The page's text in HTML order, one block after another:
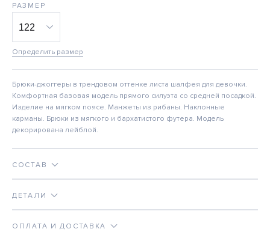
РАЗМЕР
Определить размер
Брюки-джоггеры в трендовом оттенке листа шалфея для девочки.
Комфортная базовая модель прямого силуэта со средней посадкой.
Изделие на мягком поясе. Манжеты из рибаны. Наклонные
карманы. Брюки из мягкого и бархатистого футера. Модель
декорирована лейблой.
СОСТАВ
ДЕТАЛИ
ОПЛАТА И ДОСТАВКА